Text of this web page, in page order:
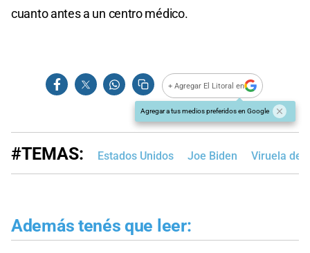
cuanto antes a un centro médico.
+ Agregar El Litoral en
Agregar a tus medios preferidos en Google
#TEMAS: Estados Unidos Joe Biden Viruela del
Además tenés que leer: